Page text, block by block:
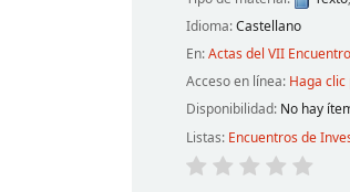
Idioma:Castellano
En:Actas del VII
Acceso en línea: Haga
Disponibilidad: No hay
Listas: Encuentros de